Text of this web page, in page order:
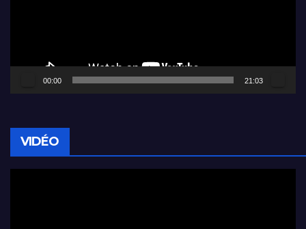
00:00 21:03
VIDÉO